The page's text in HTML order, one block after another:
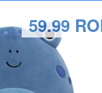
59.99